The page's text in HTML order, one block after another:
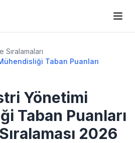
Sıralamaları
Taban Puanları
Yönetimi
Taban Puanları
2026